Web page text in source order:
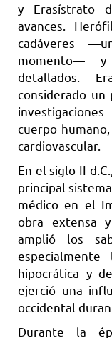
y Erasístrato
avances.
cadáveres
momento— y
detallados.
considerado
cuerpo
cardiovascular.
En el siglo II
principal
médico en el
obra extensa
amplió los
hipocrática y
ejerció una
occidental
Durante la